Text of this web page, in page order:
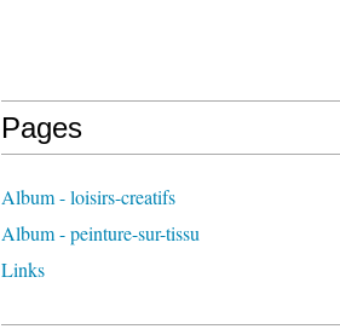
Pages
Album - loisirs-creatifs
Album - peinture-sur-tissu
Links